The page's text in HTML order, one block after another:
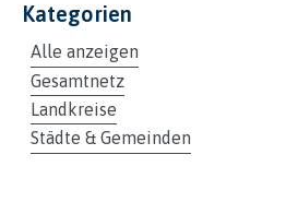
Kategorien
Alle anzeigen
Gesamtnetz
Landkreise
Städte & Gemeinden